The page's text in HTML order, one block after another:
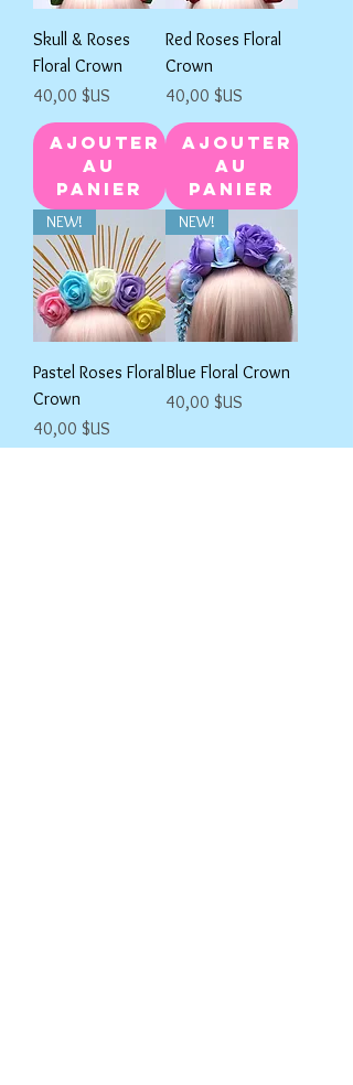
Skull & Roses
Floral Crown
Prix
40,00 $US
Ajouter
au
panier
Red Roses Floral
Crown
Prix
40,00 $US
Ajouter
au
panier
NEW!
Pastel Roses Floral
Crown
Prix
40,00 $US
NEW!
Blue Floral Crown
Prix
40,00 $US